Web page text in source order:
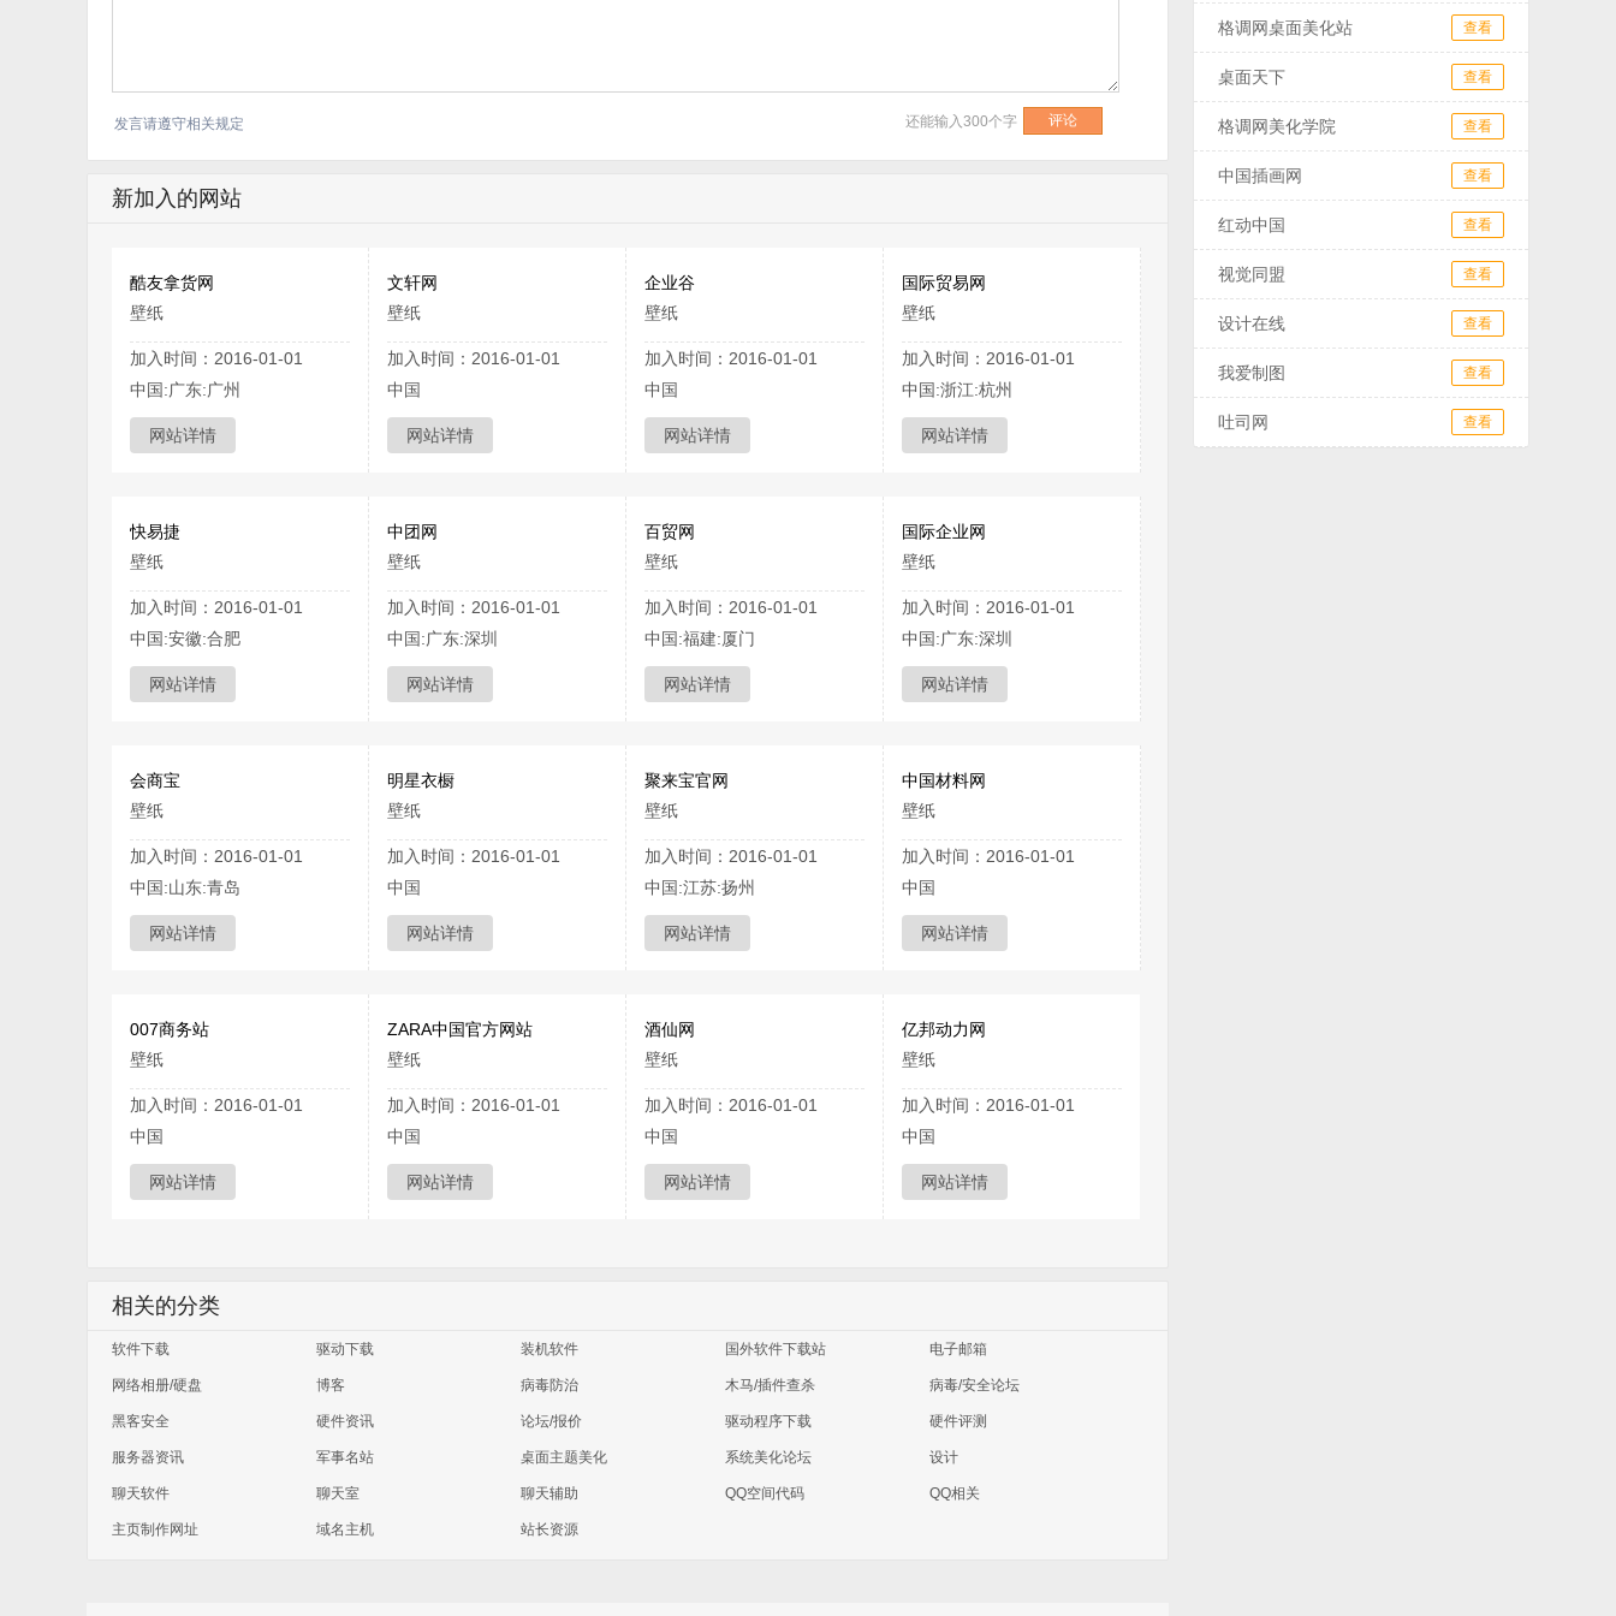
发言请遵守相关规定 还能输入300个字
新加入的网站
酷友拿货网
壁纸
加入时间：2016-01-01
中国:广东:广州
网站详情
文轩网
壁纸
加入时间：2016-01-01
中国
网站详情
企业谷
壁纸
加入时间：2016-01-01
中国
网站详情
国际贸易网
壁纸
加入时间：2016-01-01
中国:浙江:杭州
网站详情
快易捷
壁纸
加入时间：2016-01-01
中国:安徽:合肥
网站详情
中团网
壁纸
加入时间：2016-01-01
中国:广东:深圳
网站详情
百贸网
壁纸
加入时间：2016-01-01
中国:福建:厦门
网站详情
国际企业网
壁纸
加入时间：2016-01-01
中国:广东:深圳
网站详情
会商宝
壁纸
加入时间：2016-01-01
中国:山东:青岛
网站详情
明星衣橱
壁纸
加入时间：2016-01-01
中国
网站详情
聚来宝官网
壁纸
加入时间：2016-01-01
中国:江苏:扬州
网站详情
中国材料网
壁纸
加入时间：2016-01-01
中国
网站详情
007商务站
壁纸
加入时间：2016-01-01
中国
网站详情
ZARA中国官方网站
壁纸
加入时间：2016-01-01
中国
网站详情
酒仙网
壁纸
加入时间：2016-01-01
中国
网站详情
亿邦动力网
壁纸
加入时间：2016-01-01
中国
网站详情
相关的分类
软件下载 驱动下载 装机软件 国外软件下载站 电子邮箱
网络相册/硬盘 博客 病毒防治 木马/插件查杀 病毒/安全论坛
黑客安全 硬件资讯 论坛/报价 驱动程序下载 硬件评测
服务器资讯 军事名站 桌面主题美化 系统美化论坛 设计
聊天软件 聊天室 聊天辅助 QQ空间代码 QQ相关
主页制作网址 域名主机 站长资源
格调网桌面美化站 查看
桌面天下 查看
格调网美化学院 查看
中国插画网 查看
红动中国 查看
视觉同盟 查看
设计在线 查看
我爱制图 查看
吐司网 查看